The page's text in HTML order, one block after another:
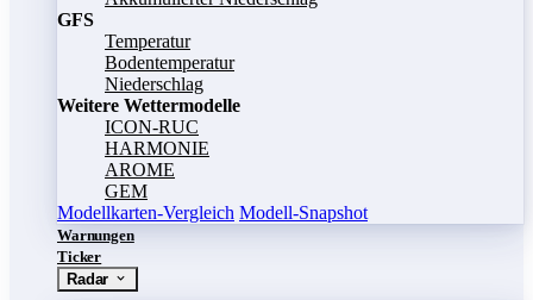
GFS
Temperatur
Bodentemperatur
Niederschlag
Weitere Wettermodelle
ICON-RUC
HARMONIE
AROME
GEM
Modellkarten-Vergleich Modell-Snapshot
Warnungen
Ticker
Radar